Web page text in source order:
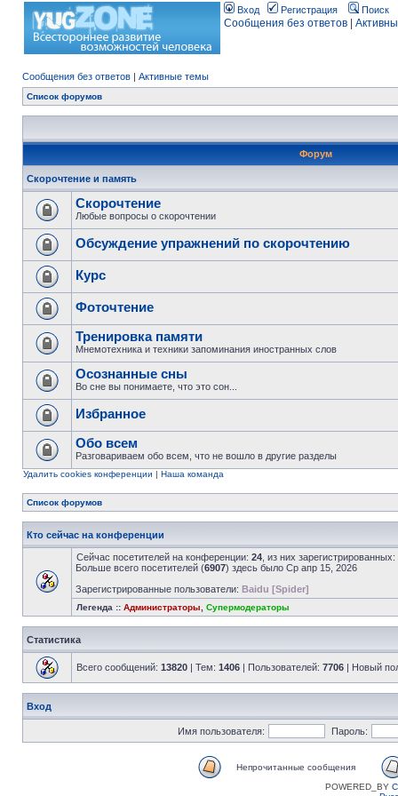
Вход Регистрация Поиск
Сообщения без ответов
Сообщения без ответов | Активные темы
Список форумов
Форум
Скорочтение и память
Скорочтение
Любые вопросы о скорочтении
Обсуждение упражнений по скорочтению
Курс
Фоточтение
Тренировка памяти
Мнемотехника и техники запоминания иностранных слов
Осознанные сны
Во сне вы понимаете, что это сон...
Избранное
Обо всем
Разговариваем обо всем, что не вошло в другие разделы
Удалить cookies конференции | Наша команда
Список форумов
Кто сейчас на конференции
Сейчас посетителей на конференции: 24 , из них
Больше всего посетителей (6907) здесь было Ср апр 15, 2026
Зарегистрированные пользователи: Baidu [Spider]
Легенда :: Администраторы Супермодераторы
Статистика
Всего сообщений: 13820 | Тем: 1406 | Пользователей: 7706 | Новый
Вход
Имя пользователя: Пароль:
Непрочитанные сообщения
POWERED_BY